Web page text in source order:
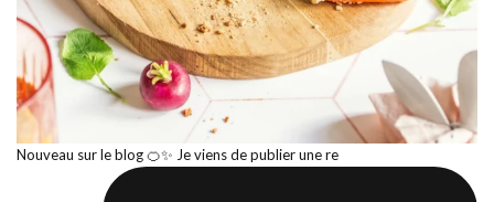
Nouveau sur le blog 🍊✨ Je viens de publier une re